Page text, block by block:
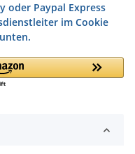
oder Paypal Express
im Cookie